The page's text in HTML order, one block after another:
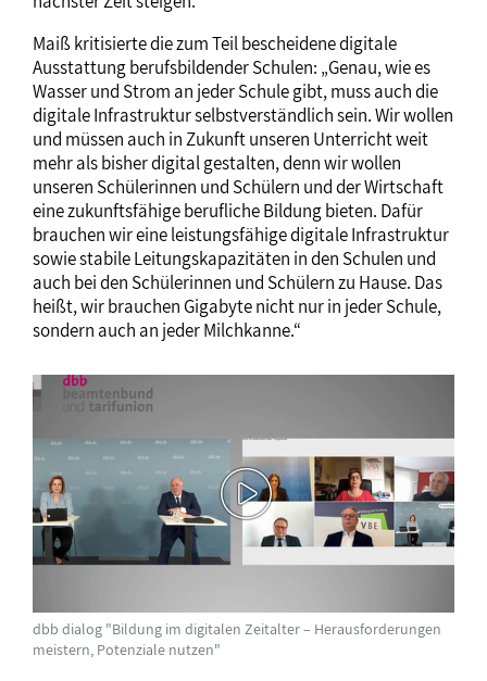
Maiß kritisierte die zum Teil bescheidene digitale
Ausstattung berufsbildender Schulen: „Genau, wie es
Wasser und Strom an jeder Schule gibt, muss auch die
digitale Infrastruktur selbstverständlich sein. Wir wollen
und müssen auch in Zukunft unseren Unterricht weit
mehr als bisher digital gestalten, denn wir wollen
unseren Schülerinnen und Schülern und der Wirtschaft
eine zukunftsfähige berufliche Bildung bieten. Dafür
brauchen wir eine leistungsfähige digitale Infrastruktur
sowie stabile Leitungskapazitäten in den Schulen und
auch bei den Schülerinnen und Schülern zu Hause. Das
heißt, wir brauchen Gigabyte nicht nur in jeder Schule,
sondern auch an jeder Milchkanne.“
dbb dialog "Bildung im digitalen Zeitalter – Herausforderungen
meistern, Potenziale nutzen"